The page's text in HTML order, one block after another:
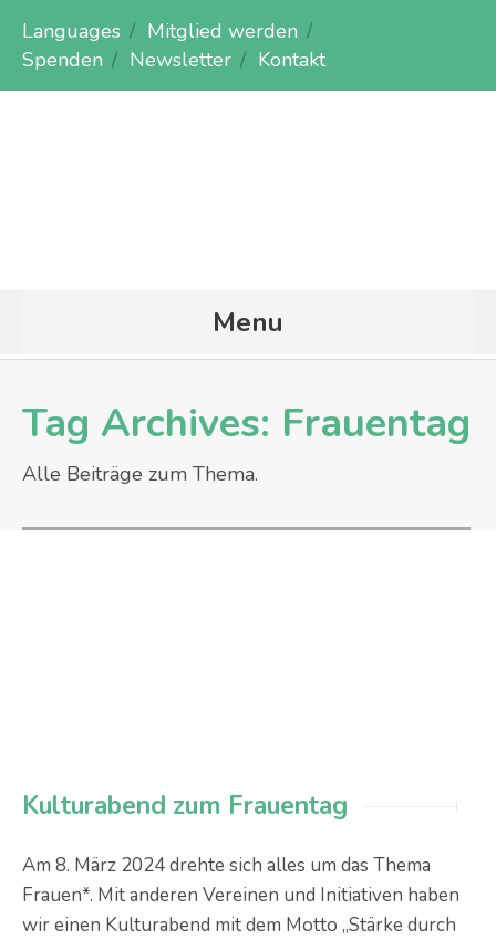
Languages
Mitglied werden
Spenden
Newsletter Kontakt
Menu
Tag Archives: Frauentag
Alle Beiträge zum Thema.
Kulturabend zum Frauentag
Am 8. März 2024 drehte sich alles um das Thema
Frauen*. Mit anderen Vereinen und Initiativen haben
wir einen Kulturabend mit dem Motto „Stärke durch